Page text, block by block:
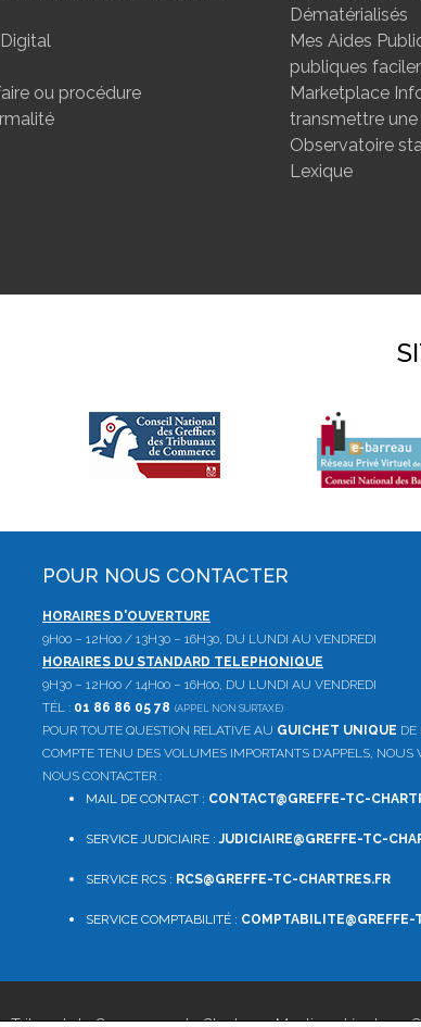
ou procédure
Dématérialisés
Mes Aides
publiques
Marketplace
transmettre
Observatoire
Lexique
POUR NOUS CONTACTER
HORAIRES D'OUVERTURE
9H00 – 12H00 / 13H30 – 16H30, DU LUNDI AU VENDREDI
HORAIRES DU STANDARD TELEPHONIQUE
9H30 – 12H00 / 14H00 – 16H00, DU LUNDI AU VENDREDI
TÉL : 01 86 86 05 78 (APPEL NON SURTAXÉ)
POUR TOUTE QUESTION RELATIVE AU GUICHET UNIQUE DE
COMPTE TENU DES VOLUMES IMPORTANTS D'APPELS,
NOUS CONTACTER :
MAIL DE CONTACT : CONTACT@GREFFE-TC-
SERVICE JUDICIAIRE :JUDICIAIRE@GREFFE-TC-
SERVICE RCS : RCS@GREFFE-TC-CHARTRES.FR
SERVICE COMPTABILITÉ : COMPTABILITE@GREFFE-